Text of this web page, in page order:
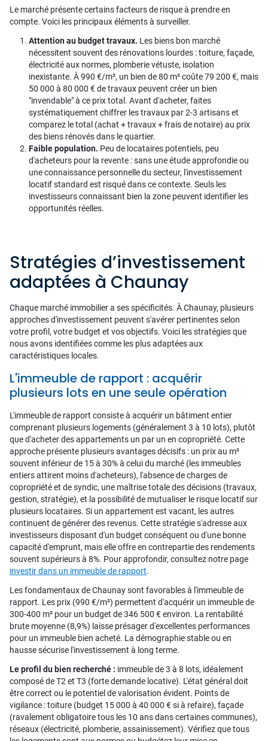
Le marché présente certains facteurs de risque à prendre en
compte. Voici les principaux éléments à surveiller.
Attention au budget travaux. Les biens bon marché
nécessitent souvent des rénovations lourdes : toiture, façade,
électricité aux normes, plomberie vétuste, isolation
inexistante. À 990 €/m², un bien de 80 m² coûte 79 200 €, mais
50 000 à 80 000 € de travaux peuvent créer un bien
"invendable" à ce prix total. Avant d'acheter, faites
systématiquement chiffrer les travaux par 2-3 artisans et
comparez le total (achat + travaux + frais de notaire) au prix
des biens rénovés dans le quartier.
Faible population. Peu de locataires potentiels, peu
d'acheteurs pour la revente : sans une étude approfondie ou
une connaissance personnelle du secteur, l'investissement
locatif standard est risqué dans ce contexte. Seuls les
investisseurs connaissant bien la zone peuvent identifier les
opportunités réelles.
Stratégies d’investissement
adaptées à Chaunay
Chaque marché immobilier a ses spécificités. À Chaunay, plusieurs
approches d'investissement peuvent s'avérer pertinentes selon
votre profil, votre budget et vos objectifs. Voici les stratégies que
nous avons identifiées comme les plus adaptées aux
caractéristiques locales.
L'immeuble de rapport : acquérir
plusieurs lots en une seule opération
L'immeuble de rapport consiste à acquérir un bâtiment entier
comprenant plusieurs logements (généralement 3 à 10 lots), plutôt
que d'acheter des appartements un par un en copropriété. Cette
approche présente plusieurs avantages décisifs : un prix au m²
souvent inférieur de 15 à 30% à celui du marché (les immeubles
entiers attirent moins d'acheteurs), l'absence de charges de
copropriété et de syndic, une maîtrise totale des décisions (travaux,
gestion, stratégie), et la possibilité de mutualiser le risque locatif sur
plusieurs locataires. Si un appartement est vacant, les autres
continuent de générer des revenus. Cette stratégie s'adresse aux
investisseurs disposant d'un budget conséquent ou d'une bonne
capacité d'emprunt, mais elle offre en contrepartie des rendements
souvent supérieurs à 8%. Pour approfondir, consultez notre page
investir dans un immeuble de rapport.
Les fondamentaux de Chaunay sont favorables à l'immeuble de
rapport. Les prix (990 €/m²) permettent d'acquérir un immeuble de
300-400 m² pour un budget de 346 500 € environ. La rentabilité
brute moyenne (8,9%) laisse présager d'excellentes performances
pour un immeuble bien acheté. La démographie stable ou en
hausse sécurise l'investissement à long terme.
Le profil du bien recherché : immeuble de 3 à 8 lots, idéalement
composé de T2 et T3 (forte demande locative). L'état général doit
être correct ou le potentiel de valorisation évident. Points de
vigilance : toiture (budget 15 000 à 40 000 € si à refaire), façade
(ravalement obligatoire tous les 10 ans dans certaines communes),
réseaux (électricité, plomberie, assainissement). Vérifiez que tous